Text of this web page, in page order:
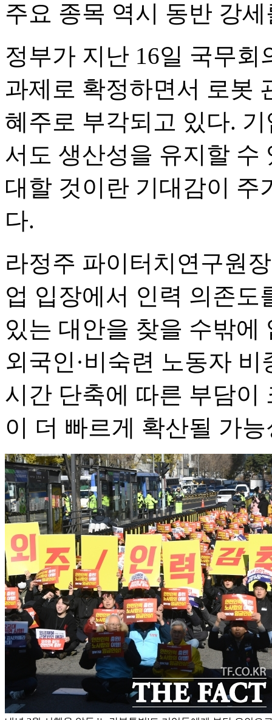
주요 종목 역시 동반 강
정부가 지난 16일 국무
과제로 확정하면서 로봇
혜주로 부각되고 있다.
서도 생산성을 유지할 수
대할 것이란 기대감이 주
다.
라정주 파이터치연구원
업 입장에서 인력 의존도
있는 대안을 찾을 수밖
외국인·비숙련 노동자
시간 단축에 따른 부담이
이 더 빠르게 확산될 가